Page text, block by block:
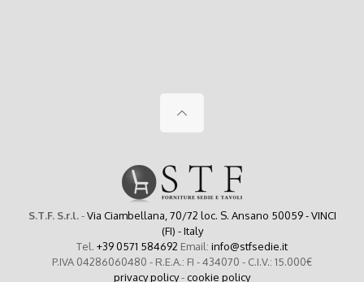
S.T.F. S.r.l.-Via Ciambellana, 70/72 loc. S. Ansano 50059 - VINCI
(FI) - Italy
Tel. +39 0571 584692 Email: info@stfsedie.it
P.IVA 04286060480 - R.E.A.: FI - 434070 - C.I.V.: 15.000€
privacy policy- cookie policy